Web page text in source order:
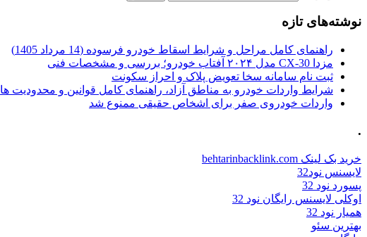
نوشته‌های تازه
راهنمای کامل مراحل و شرایط اسقاط خودرو فرسوده (14 مرداد 1405)
مزدا CX-30 مدل ۲۰۲۴ آفتاب خودرو؛ بررسی و مشخصات فنی
ثبت نام سامانه سخا تعویض پلاک و احراز سکونت
شرایط واردات خودرو به مناطق آزاد، راهنمای کامل قوانین و محدودیت ها
واردات خودروی صفر برای اشخاص حقیقی ممنوع شد
.
خرید بک لینک behtarinbacklink.com
لایسنس نود32
پسورد نود 32
اوکلی لایسنس رایگان نود 32
همیار نود 32
بهترین سئو